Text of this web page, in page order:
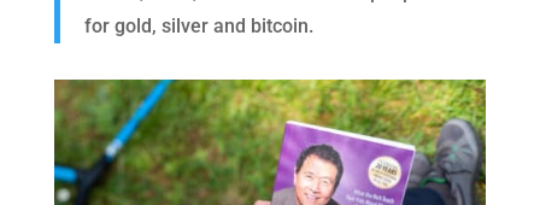
for gold, silver and bitcoin.